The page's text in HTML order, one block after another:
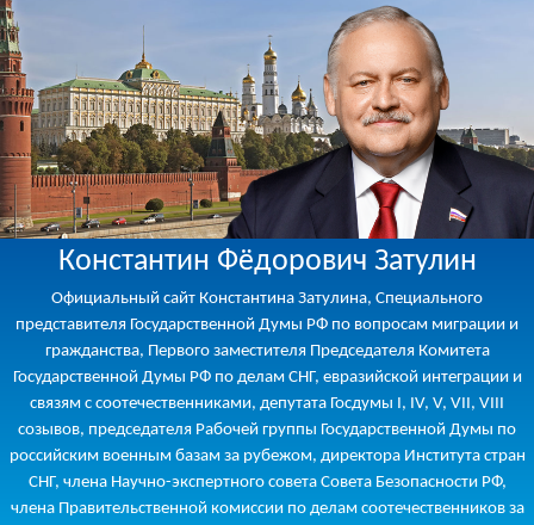
Константин Фёдорович Затулин
Официальный сайт Константина Затулина, Специального
представителя Государственной Думы РФ по вопросам миграции и
гражданства, Первого заместителя Председателя Комитета
Государственной Думы РФ по делам СНГ, евразийской интеграции и
связям с соотечественниками, депутата Госдумы I, IV, V, VII, VIII
созывов, председателя Рабочей группы Государственной Думы по
российским военным базам за рубежом, директора Института стран
СНГ, члена Научно-экспертного совета Совета Безопасности РФ,
члена Правительственной комиссии по делам соотечественников за